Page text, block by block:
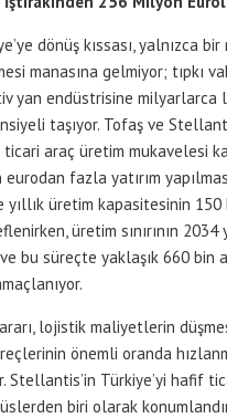
dönüş kıssası, yalnızca
manasına gelmiyor; tıpkı
yan endüstrisine milyarlarca
taşıyor. Tofaş ve
araç üretim mukavelesi
fazla yatırım
yıllık üretim kapasitesinin 150
üretim sınırının 2034
bu süreçte yaklaşık 660 bin
lojistik maliyetlerin
önemli oranda
Stellantis’in Türkiye’yi hafif
biri olarak